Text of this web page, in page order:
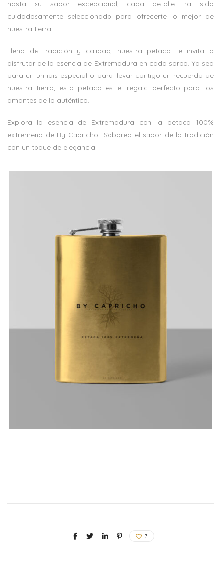
hasta su sabor excepcional, cada detalle ha sido
cuidadosamente seleccionado para ofrecerte lo mejor de
nuestra tierra.
Llena de tradición y calidad, nuestra petaca te invita a
disfrutar de la esencia de Extremadura en cada sorbo. Ya sea
para un brindis especial o para llevar contigo un recuerdo de
nuestra tierra, esta petaca es el regalo perfecto para los
amantes de lo auténtico.
Explora la esencia de Extremadura con la petaca 100%
extremeña de By Capricho. ¡Saborea el sabor de la tradición
con un toque de elegancia!
3